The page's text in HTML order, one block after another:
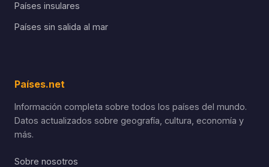
Países insulares
Países sin salida al mar
Países.net
Información completa sobre todos los países del mundo.
Datos actualizados sobre geografía, cultura, economía y
más.
Sobre nosotros